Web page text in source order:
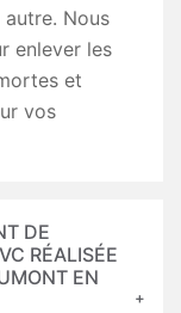
autre. Nous
enlever les
et
vos
DE
RÉALISÉE
EN